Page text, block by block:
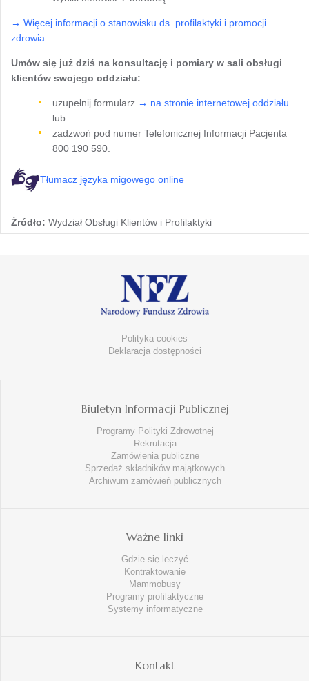
→ Więcej informacji o stanowisku ds. profilaktyki i promocji
zdrowia
Umów się już dziś na konsultację i pomiary w sali obsługi
klientów swojego oddziału:
uzupełnij formularz → na stronie internetowej oddziału
lub
zadzwoń pod numer Telefonicznej Informacji Pacjenta
800 190 590.
Tłumacz języka migowego online
Źródło: Wydział Obsługi Klientów i Profilaktyki
Polityka cookies
Deklaracja dostępności
Biuletyn Informacji Publicznej
Programy Polityki Zdrowotnej
Rekrutacja
Zamówienia publiczne
Sprzedaż składników majątkowych
Archiwum zamówień publicznych
Ważne linki
Gdzie się leczyć
Kontraktowanie
Mammobusy
Programy profilaktyczne
Systemy informatyczne
Kontakt